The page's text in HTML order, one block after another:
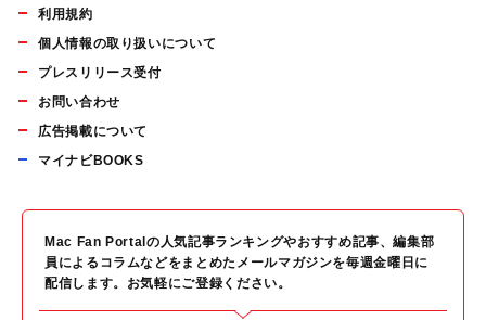
利用規約
個人情報の取り扱いについて
プレスリリース受付
お問い合わせ
広告掲載について
マイナビBOOKS
Mac Fan Portalの人気記事ランキングやおすすめ記事、編集部
員によるコラムなどをまとめたメールマガジンを毎週金曜日に
配信します。お気軽にご登録ください。